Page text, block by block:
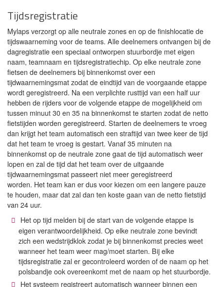
Tijdsregistratie
Mylaps verzorgt op alle neutrale zones en op de finishlocatie de
tijdswaarneming voor de teams. Alle deelnemers ontvangen bij de
dagregistratie een speciaal ontworpen stuurbordje met eigen
naam, teamnaam en tijdsregistratiechip. Op elke neutrale zone
fietsen de deelnemers bij binnenkomst over een
tijdwaarnemingsmat zodat de eindtijd van de voorgaande etappe
wordt geregistreerd. Na een verplichte rusttijd van een half uur
hebben de rijders voor de volgende etappe de mogelijkheid om
tussen minuut 30 en 35 na binnenkomst te starten zodat de netto
fietstijden worden geregistreerd. Starten de deelnemers te vroeg
dan krijgt het team automatisch een straftijd van twee keer de tijd
dat het team te vroeg is gestart. Vanaf 35 minuten na
binnenkomst op de neutrale zone gaat de tijd automatisch weer
lopen en zal de tijd dat het team over de uitgaande
tijdwaarnemingsmat passeert niet meer geregistreerd
worden. Het team kan er dus voor kiezen om een langere pauze
te houden, maar dat zal dan ten koste gaan van de netto fietstijd
van 24 uur.
Het op tijd melden bij de start van de volgende etappe is
eigen verantwoordelijkheid. Op elke neutrale zone bevindt
zich een wedstrijdklok zodat je bij binnenkomst precies weet
wanneer het team weer mag/moet starten. Bij elke
tijdsregistratie zal er gecontroleerd worden of de naam op het
polsbandje ook overeenkomt met de naam op het stuurbordje.
Het systeem registreert automatisch wanneer binnen een